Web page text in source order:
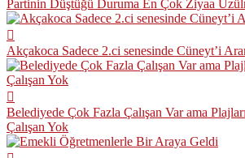
Partinin Düştüğü Duruma En Çok Ziyaa
Akçakoca Sadece 2.ci senesinde Cüneyt’i
Belediyede Çok Fazla Çalışan Var ama
Çalışan Yok